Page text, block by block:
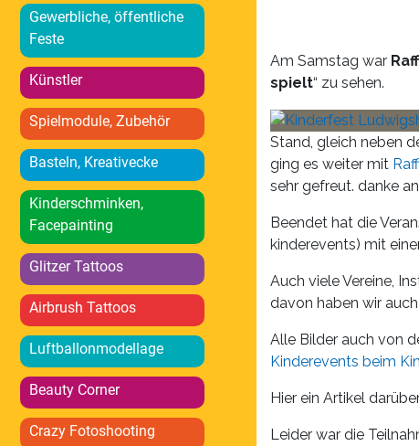
Gewerbliche, öffentliche
Feste
Künstler
Spielmodule, Zubehör
Basteln, Kreativecke
Kinderschminken,
Facepainting
Glitzer Tattoos
Airbrush Tattoos
Luftballonmodellage
Beauty Corner
Crazy Fotoshooting
Am Samstag war
spielt“ zu sehen.
Stand, gleich neben
ging es weiter mit
sehr gefreut. danke
Beendet hat die
kinderevents) mit
Auch viele Vereine,
davon haben wir
Alle Bilder auch von
Kinderevents beim
Hier ein Artikel
Leider war die